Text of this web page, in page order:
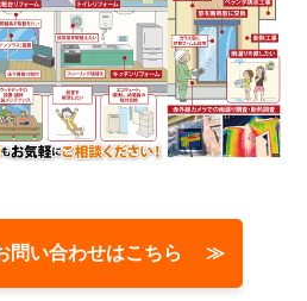
問い合わせはこちら ≫